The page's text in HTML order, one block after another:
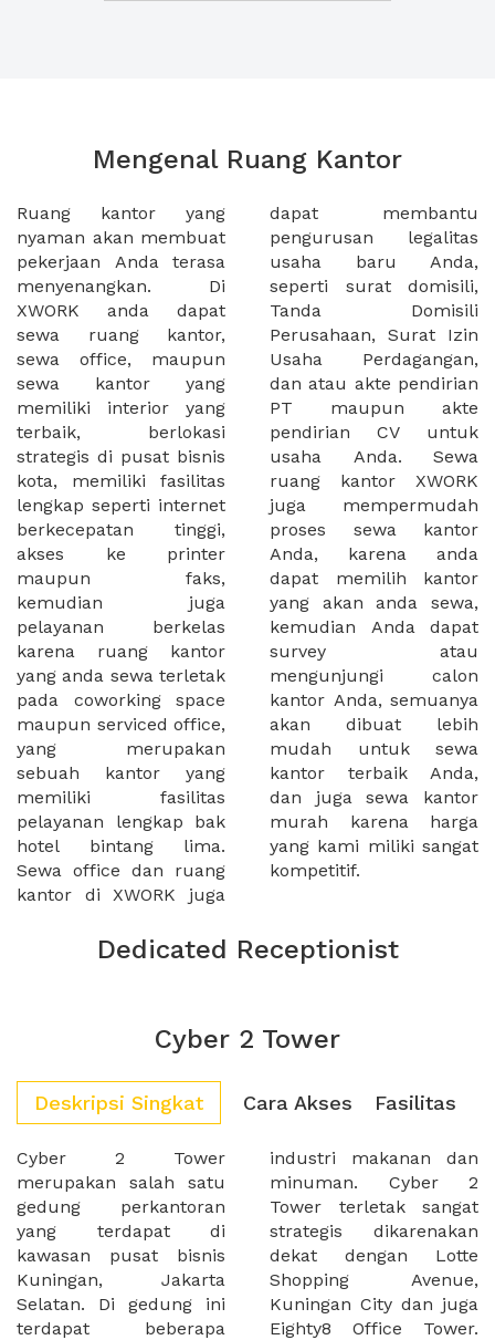
Mengenal Ruang Kantor
Ruang kantor yang
nyaman akan membuat
pekerjaan Anda terasa
menyenangkan. Di
XWORK anda dapat
sewa ruang kantor,
sewa office, maupun
sewa kantor yang
memiliki interior yang
terbaik, berlokasi
strategis di pusat bisnis
kota, memiliki fasilitas
lengkap seperti internet
berkecepatan tinggi,
akses ke printer
maupun faks,
kemudian juga
pelayanan berkelas
karena ruang kantor
yang anda sewa terletak
pada coworking space
maupun serviced office,
yang merupakan
sebuah kantor yang
memiliki fasilitas
pelayanan lengkap bak
hotel bintang lima.
Sewa office dan ruang
kantor di XWORK juga
dapat membantu
pengurusan legalitas
usaha baru Anda,
seperti surat domisili,
Tanda Domisili
Perusahaan, Surat Izin
Usaha Perdagangan,
dan atau akte pendirian
PT maupun akte
pendirian CV untuk
usaha Anda. Sewa
ruang kantor XWORK
juga mempermudah
proses sewa kantor
Anda, karena anda
dapat memilih kantor
yang akan anda sewa,
kemudian Anda dapat
survey atau
mengunjungi calon
kantor Anda, semuanya
akan dibuat lebih
mudah untuk sewa
kantor terbaik Anda,
dan juga sewa kantor
murah karena harga
yang kami miliki sangat
kompetitif.
Dedicated Receptionist
Cyber 2 Tower
Deskripsi Singkat Cara Akses Fasilitas
Cyber 2 Tower
merupakan salah satu
gedung perkantoran
yang terdapat di
kawasan pusat bisnis
Kuningan, Jakarta
Selatan. Di gedung ini
terdapat beberapa
industri makanan dan
minuman. Cyber 2
Tower terletak sangat
strategis dikarenakan
dekat dengan Lotte
Shopping Avenue,
Kuningan City dan juga
Eighty8 Office Tower.